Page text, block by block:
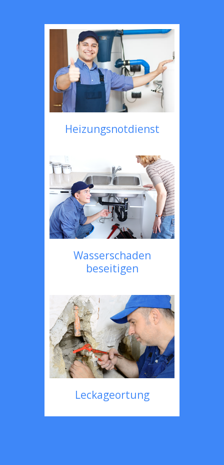
Heizungsnotdienst
Wasserschaden
beseitigen
Leckageortung